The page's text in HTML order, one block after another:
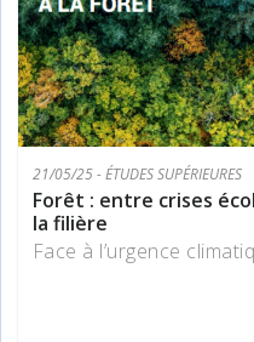
21/05/25 - ÉTUDES SUPÉRIEURES
Forêt : entre crises
la filière
Face à l’urgence